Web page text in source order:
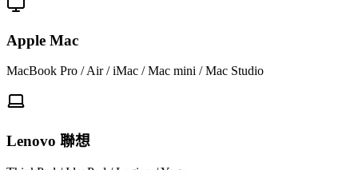
Apple Mac
MacBook Pro / Air / iMac / Mac mini / Mac Studio
Lenovo 聯想